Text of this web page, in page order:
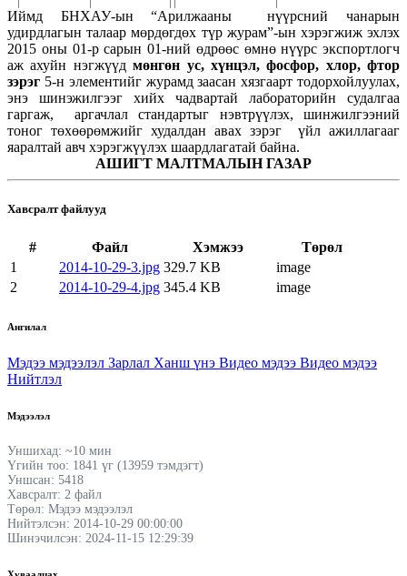
Иймд БНХАУ-ын “Арилжааны нүүрсний чанарын
удирдлагын талаар мөрдөгдөх түр журам”-ын хэрэгжиж эхлэх
2015 оны 01-р сарын 01-ний өдрөөс өмнө нүүрс экспортлогч
аж ахуйн нэгжүүдмөнгөн ус, хүнцэл, фосфор, хлор, фтор
зэрэг 5-н элементийг журамд заасан хязгаарт тодорхойлуулах,
энэ шинэжилгээг хийх чадвартай лабораторийн судалгаа
гаргаж, аргачлал стандартыг нэвтрүүлэх, шинжилгээний
тоног төхөөрөмжийг худалдан авах зэрэг үйл ажиллагааг
яаралтай авч хэрэгжүүлэх шаардлагатай байна.
АШИГТ МАЛТМАЛЫН ГАЗАР
Хавсралт файлууд
# Файл Хэмжээ
Төрөл
1
2014-10-29-3.jpg 329.7 KB
image
2
2014-10-29-4.jpg 345.4 KB image
Ангилал
Мэдээ мэдээлэл Зарлал Ханш үнэ Видео мэдээ Видео мэдээ
Нийтлэл
Мэдээлэл
Уншихад: ~10 мин
Үгийн тоо: 1841 үг (13959 тэмдэгт)
Уншсан: 5418
Хавсралт: 2 файл
Төрөл: Мэдээ мэдээлэл
Нийтэлсэн: 2014-10-29 00:00:00
Шинэчилсэн: 2024-11-15 12:29:39